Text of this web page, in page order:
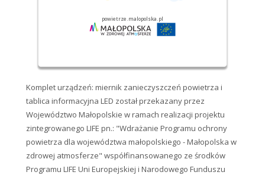
Komplet urządzeń: miernik zanieczyszczeń powietrza i
tablica informacyjna LED został przekazany przez
Województwo Małopolskie w ramach realizacji projektu
zintegrowanego LIFE pn.: "Wdrażanie Programu ochrony
powietrza dla województwa małopolskiego - Małopolska w
zdrowej atmosferze" współfinansowanego ze środków
Programu LIFE Uni Europejskiej i Narodowego Funduszu